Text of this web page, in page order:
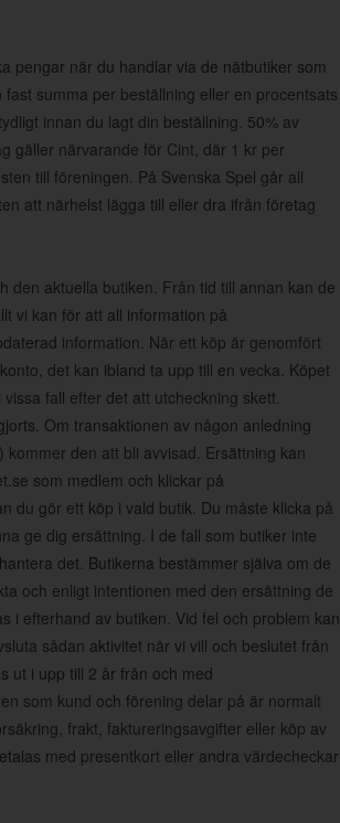
pengar när du handlar via de nätbutiker som
summa per beställning eller en procentsats
innan du lagt din beställning. 50% av
gäller närvarande för Cint, där 1 kr per
till föreningen. På Svenska Spel går all
att närhelst lägga till eller dra ifrån företag
den aktuella butiken. Från tid till annan kan de
vi kan för att all information på
information. När ett köp är genomfört
det kan ibland ta upp till en vecka. Köpet
fall efter det att utcheckning skett.
Om transaktionen av någon anledning
den att bli avvisad. Ersättning kan
som medlem och klickar på
du gör ett köp i vald butik. Du måste klicka på
ge dig ersättning. I de fall som butiker inte
det. Butikerna bestämmer själva om de
och enligt intentionen med den ersättning de
i efterhand av butiken. Vid fel och problem kan
sådan aktivitet när vi vill och beslutet från
ut i upp till 2 år från och med
som kund och förening delar på är normalt
frakt, faktureringsavgifter eller köp av
med presentkort eller andra värdecheckar